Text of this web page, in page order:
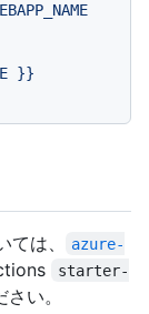
}}
は、
azure-
starter-
い。